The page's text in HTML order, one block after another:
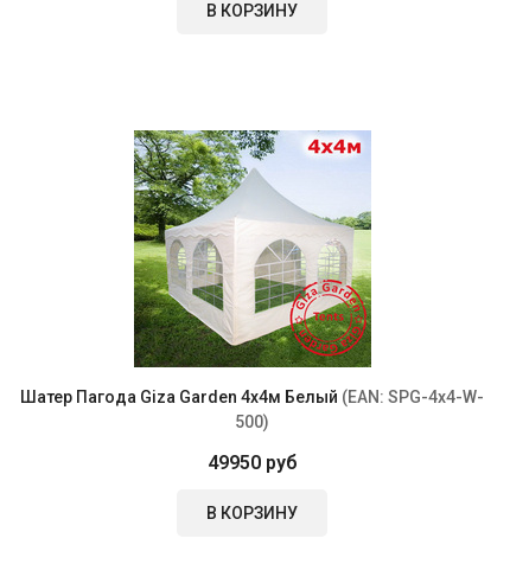
В КОРЗИНУ
Шатер Пагода Giza Garden 4х4м Белый (EAN:SPG-4x4-W-
500)
49950 руб
В КОРЗИНУ